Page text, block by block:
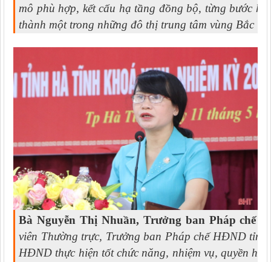
mô phù hợp, kết cấu hạ tầng đồng bộ, từng bước
thành một trong những đô thị trung tâm vùng Bắc
Bà Nguyễn Thị Nhuần, Trưởng ban Pháp chế
viên Thường trực, Trưởng ban Pháp chế HĐND
HĐND thực hiện tốt chức năng, nhiệm vụ, quyền